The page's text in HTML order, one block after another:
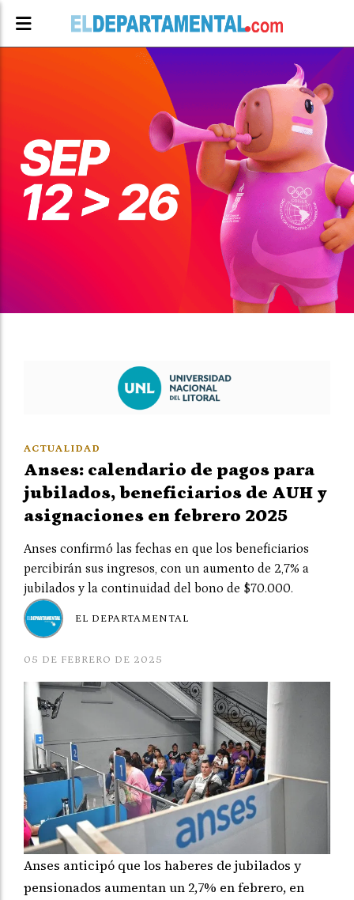
Anses: calendario de pagos para
jubilados, beneficiarios de AUH y
asignaciones en febrero 2025
Anses confirmó las fechas en que los beneficiarios
percibirán sus ingresos, con un aumento de 2,7% a
jubilados y la continuidad del bono de $70.000.
ACTUALIDAD
05 DE FEBRERO DE 2025
EL DEPARTAMENTAL
Anses anticipó que los haberes de jubilados y
pensionados aumentan un 2,7% en febrero, en